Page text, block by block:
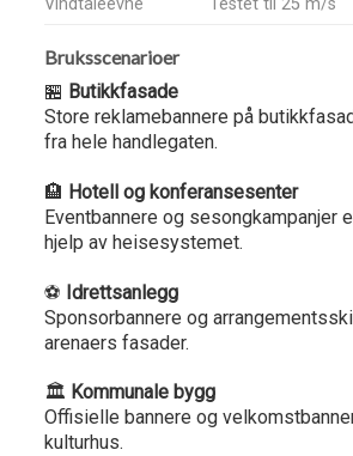
Vindtåleevne Testet til 25 m/s
Bruksscenarioer
🏪 Butikkfasade
Store reklamebannere på
fra hele handlegaten.
🏨 Hotell og konferansesenter
Eventbannere og sesongkampanjer
hjelp av heisesystemet.
⚽ Idrettsanlegg
Sponsorbannere og
arenaers fasader.
🏛️ Kommunale bygg
Offisielle bannere og
kulturhus.